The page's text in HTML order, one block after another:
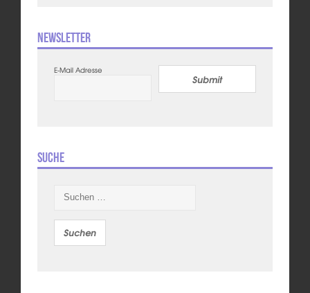
Newsletter
E-Mail Adresse
Submit
Suche
nach: